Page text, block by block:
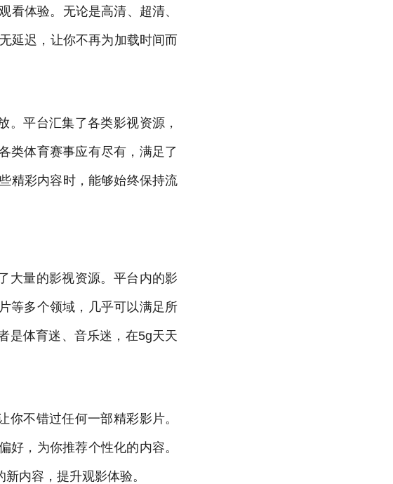
看体验。无论是高清、超清、
延迟，让你不再为加载时间而
。平台汇集了各类影视资源，
类体育赛事应有尽有，满足了
精彩内容时，能够始终保持流
大量的影视资源。平台内的影
等多个领域，几乎可以满足所
是体育迷、音乐迷，在5g天天
你不错过任何一部精彩影片。
好，为你推荐个性化的内容。
内容，提升观影体验。